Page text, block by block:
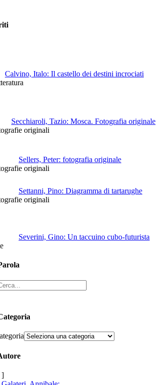
Calvino, Italo: Il castello dei destini incrociati
Secchiaroli, Tazio: Mosca. Fotografia originale
originali
Sellers, Peter: fotografia originale
originali
Settanni, Pino: Diagramma di tartarughe
originali
Severini, Gino: Un taccuino cubo-futurista
]